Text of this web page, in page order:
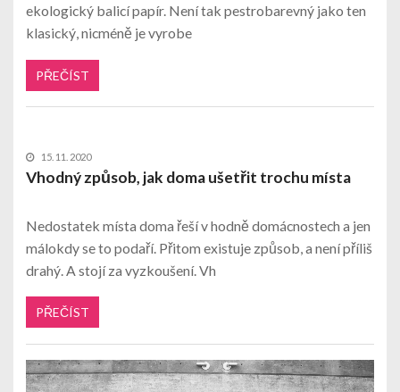
ekologický balicí papír. Není tak pestrobarevný jako ten
klasický, nicméně je vyrobe
PŘEČÍST
15. 11. 2020
Vhodný způsob, jak doma ušetřit trochu místa
Nedostatek místa doma řeší v hodně domácnostech a jen
málokdy se to podaří. Přitom existuje způsob, a není příliš
drahý. A stojí za vyzkoušení. Vh
PŘEČÍST